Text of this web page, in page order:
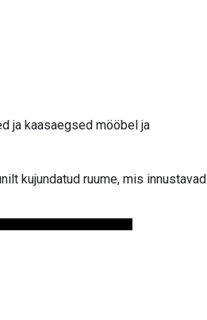
ja kaasaegsed mööbel ja
kujundatud ruume, mis innustavad